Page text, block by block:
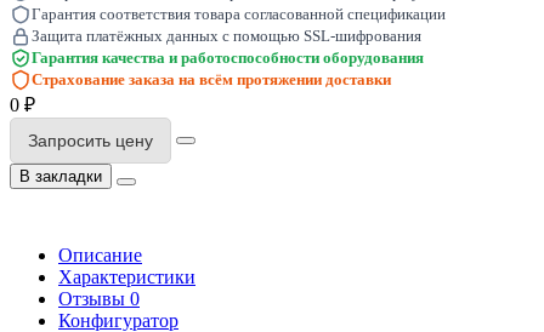
Гарантия соответствия товара согласованной спецификации
Защита платёжных данных с помощью SSL-шифрования
Гарантия качества и работоспособности оборудования
Страхование заказа на всём протяжении доставки
0 ₽
Запросить цену
В закладки
Описание
Характеристики
Отзывы 0
Конфигуратор